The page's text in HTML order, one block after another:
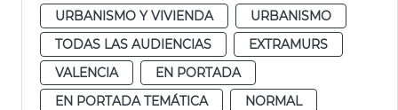
URBANISMO Y VIVIENDA
URBANISMO
TODAS LAS AUDIENCIAS
EXTRAMURS
VALENCIA
EN PORTADA
EN PORTADA TEMÁTICA
NORMAL